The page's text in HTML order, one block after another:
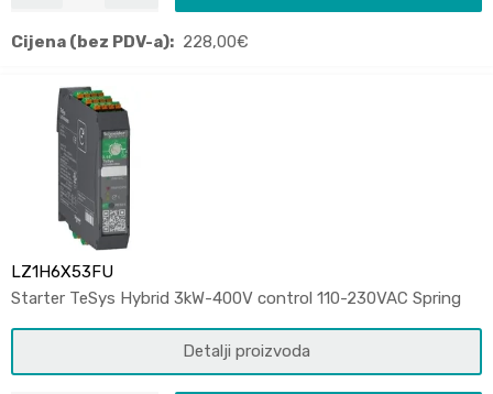
Cijena (bez PDV-a): 228,00€
LZ1H6X53FU
Starter TeSys Hybrid 3kW-400V control 110-230VAC Spring
Detalji proizvoda